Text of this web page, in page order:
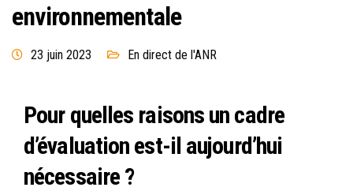
environnementale
23 juin 2023 En direct de l'ANR
Pour quelles raisons un cadre
d’évaluation est-il aujourd’hui
nécessaire ?